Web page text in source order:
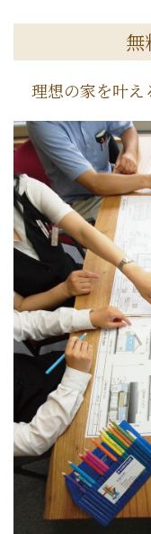
無
理想の家を叶え